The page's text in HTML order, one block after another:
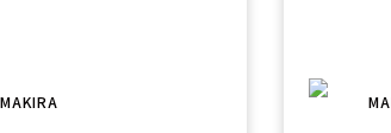
MAKIRA